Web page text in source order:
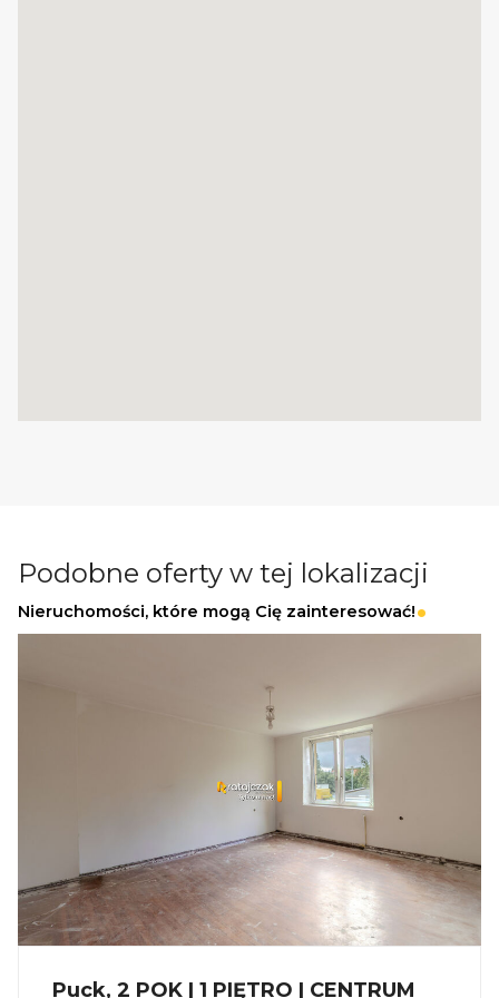
Bliskość plaży - tylko 1500 m od morza
Dochód pasywny przez cały rok
Planowany termin realizacji: II kwartał 2026
Dostępne również większe domy - do 75 m²
KUP Z NAMI - NAJKORZYSTNIEJ,
NAJSZYBCIEJ I BEZPIECZNIE!
Jeżeli zainteresowało Cię powyższe ogłoszenie
to:
Podobne oferty w tej lokalizacji
Nieruchomości, które mogą Cię zainteresować!
Puck, 2 POK | 1 PIĘTRO | CENTRUM